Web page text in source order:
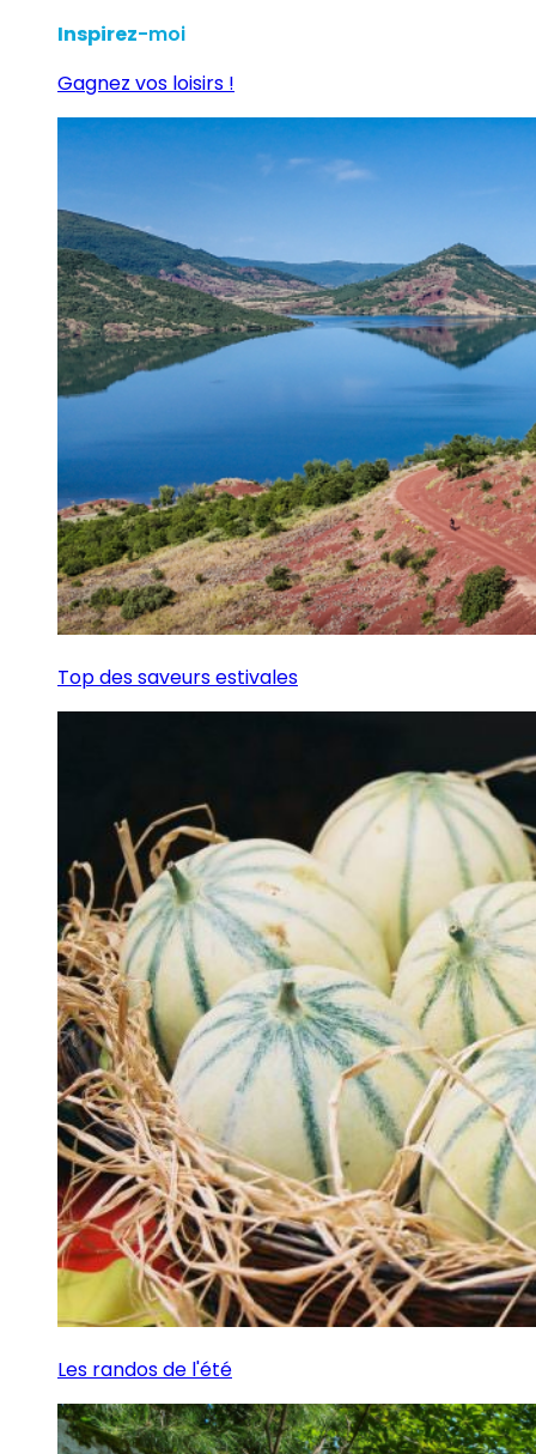
Inspirez-moi
Gagnez vos loisirs !
Top des saveurs estivales
Les randos de l'été